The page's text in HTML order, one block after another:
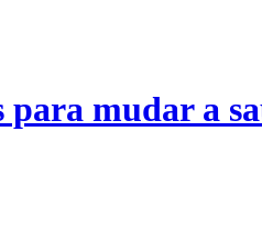
para mudar a